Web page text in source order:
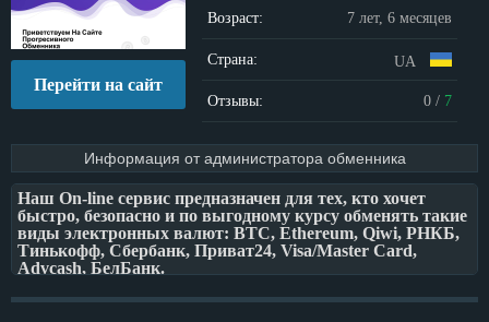
Перейти на сайт
Возраст: 7 лет, 6 месяцев
Страна: UA
Отзывы: 0/ 7
Информация от администратора обменника
Наш On-line сервис предназначен для тех, кто хочет
быстро, безопасно и по выгодному курсу обменять такие
виды электронных валют: BTC, Ethereum, Qiwi, РНКБ,
Тинькофф, Сбербанк, Приват24, Visa/Master Card,
Advcash, БелБанк.
Этим возможности нашего сервиса не ограничиваются.